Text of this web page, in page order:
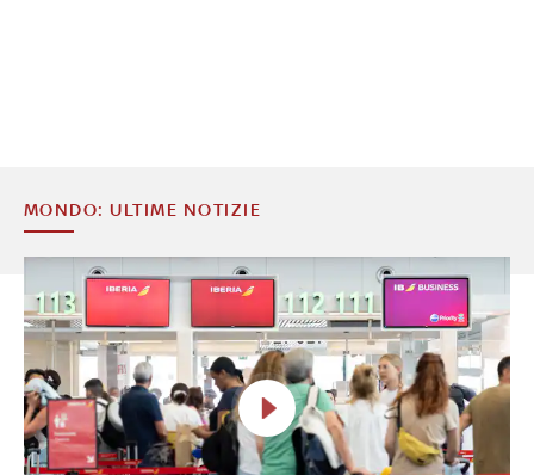
MONDO: ULTIME NOTIZIE